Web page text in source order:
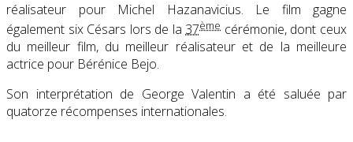
réalisateur pour Michel Hazanavicius. Le film gagne
également six Césars lors de la 37ème cérémonie, dont ceux
du meilleur film, du meilleur réalisateur et de la meilleure
actrice pour Bérénice Bejo.
Son interprétation de George Valentin a été saluée par
quatorze récompenses internationales.